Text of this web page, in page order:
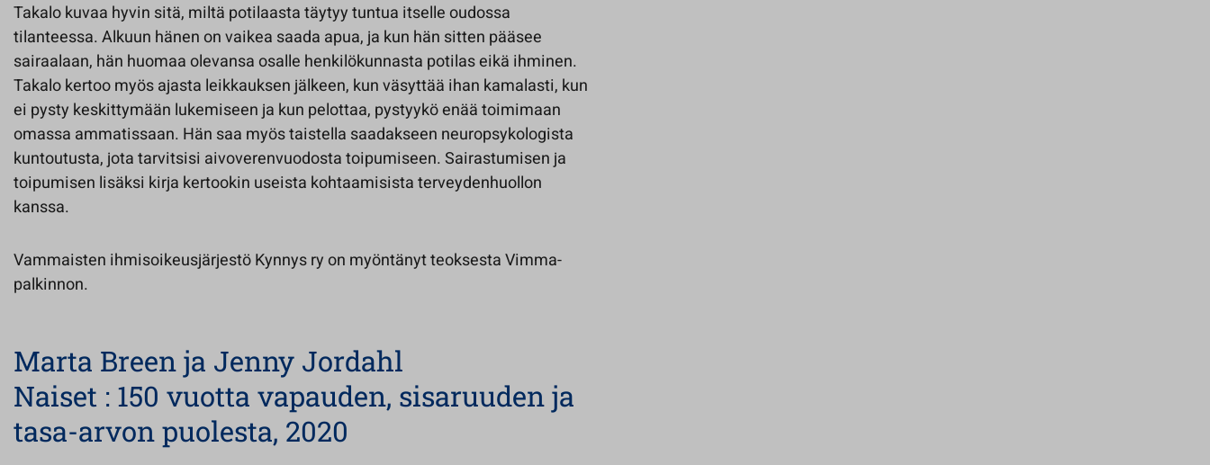
Takalo kuvaa hyvin sitä, miltä potilaasta täytyy tuntua itselle oudossa
tilanteessa. Alkuun hänen on vaikea saada apua, ja kun hän sitten pääsee
sairaalaan, hän huomaa olevansa osalle henkilökunnasta potilas eikä ihminen.
Takalo kertoo myös ajasta leikkauksen jälkeen, kun väsyttää ihan kamalasti, kun
ei pysty keskittymään lukemiseen ja kun pelottaa, pystyykö enää toimimaan
omassa ammatissaan. Hän saa myös taistella saadakseen neuropsykologista
kuntoutusta, jota tarvitsisi aivoverenvuodosta toipumiseen. Sairastumisen ja
toipumisen lisäksi kirja kertookin useista kohtaamisista terveydenhuollon
kanssa.
Vammaisten ihmisoikeusjärjestö Kynnys ry on myöntänyt teoksesta Vimma-
palkinnon.
Marta Breen ja Jenny Jordahl
Naiset : 150 vuotta vapauden, sisaruuden ja
tasa-arvon puolesta, 2020